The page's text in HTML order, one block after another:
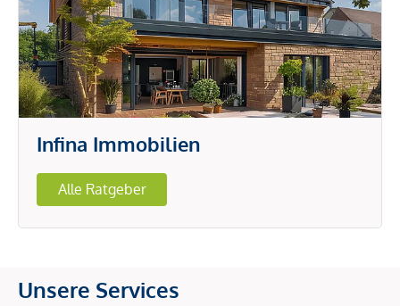
Infina Immobilien
Alle Ratgeber
Unsere Services